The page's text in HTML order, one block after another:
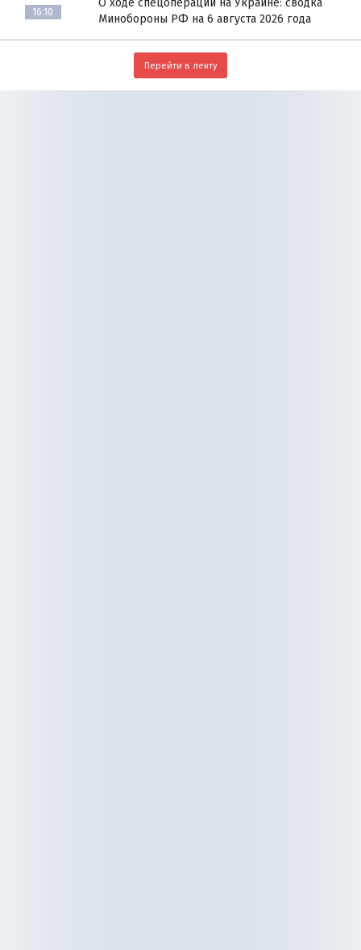
16:10
О ходе спецоперации на Украине: сводка
Минобороны РФ на 6 августа 2026 года
Перейти в ленту